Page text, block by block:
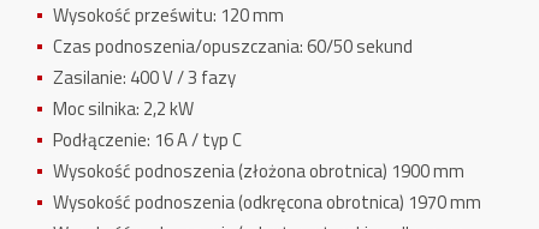
Wysokość prześwitu: 120 mm
Czas podnoszenia/opuszczania: 60/50 sekund
Zasilanie: 400 V / 3 fazy
Moc silnika: 2,2 kW
Podłączenie: 16 A / typ C
Wysokość podnoszenia (złożona obrotnica) 1900 mm
Wysokość podnoszenia (odkręcona obrotnica) 1970 mm